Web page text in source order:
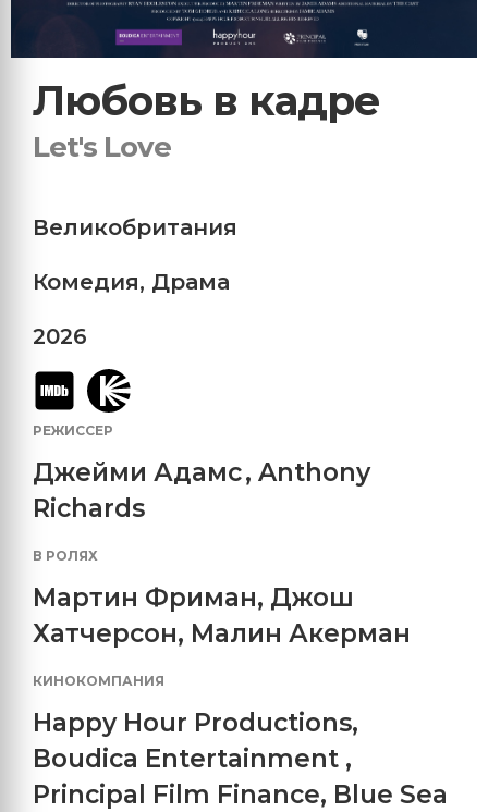
Любовь в кадре
Let's Love
Великобритания
Комедия, Драма
2026
РЕЖИССЕР
Джейми Адамс, Anthony
Richards
В РОЛЯХ
Мартин Фриман, Джош
Хатчерсон, Малин Акерман
КИНОКОМПАНИЯ
Happy Hour Productions,
Boudica Entertainment ,
Principal Film Finance, Blue Sea